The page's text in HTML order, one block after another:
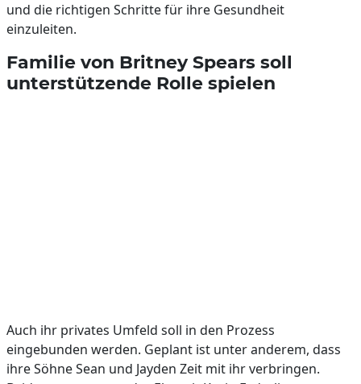
und die richtigen Schritte für ihre Gesundheit
einzuleiten.
Familie von Britney Spears soll
unterstützende Rolle spielen
Auch ihr privates Umfeld soll in den Prozess
eingebunden werden. Geplant ist unter anderem, dass
ihre Söhne Sean und Jayden Zeit mit ihr verbringen.